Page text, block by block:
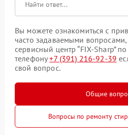
Вы можете ознакомиться с
часто задаваемыми
сервисный центр “FIX-Sharp”
телефону+7 (391) 216-92-39
свой вопрос.
Общие
Вопросы по ремонту